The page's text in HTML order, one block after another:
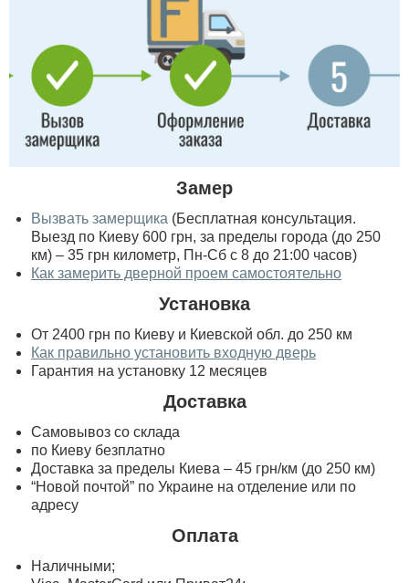
Замер
Вызвать замерщика (Бесплатная консультация.
Выезд по Киеву 600 грн, за пределы города (до 250
км) – 35 грн километр, Пн-Сб с 8 до 21:00 часов)
Как замерить дверной проем самостоятельно
Установка
От 2400 грн по Киеву и Киевской обл. до 250 км
Как правильно установить входную дверь
Гарантия на установку 12 месяцев
Доставка
Самовывоз со склада
по Киеву безплатно
Доставка за пределы Киева – 45 грн/км (до 250 км)
“Новой почтой” по Украине на отделение или по
адресу
Оплата
Наличными;